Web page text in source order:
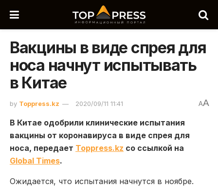
Вакцины в виде спрея для
носа начнут испытывать
в Китае
by Toppress.kz 2020/09/11 11:41 AA
В Китае одобрили клинические испытания
вакцины от коронавируса в виде спрея для
носа, передает Toppress.kz со ссылкой на
Global Times.
Ожидается, что испытания начнутся в ноябре.